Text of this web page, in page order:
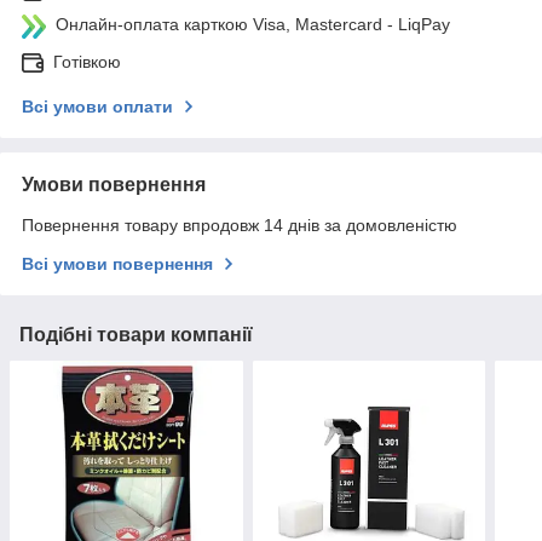
Онлайн-оплата карткою Visa, Mastercard - LiqPay
Готівкою
Всі умови оплати
Умови повернення
Повернення товару впродовж 14 днів за домовленістю
Всі умови повернення
Подібні товари компанії